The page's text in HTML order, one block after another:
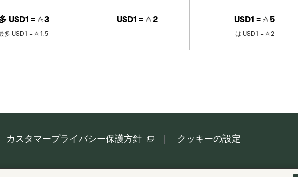
USD1 = 3
多 USD1 = 1.5
USD1 = 2 USD1 = 5
は USD1 = 2
カスタマープライバシー保護方針 クッキーの設定